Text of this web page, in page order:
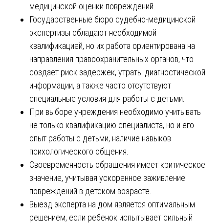
медицинской оценки повреждений.
Государственные бюро судебно-медицинской
экспертизы обладают необходимой
квалификацией, но их работа ориентирована на
направления правоохранительных органов, что
создает риск задержек, утраты диагностической
информации, а также часто отсутствуют
специальные условия для работы с детьми.
При выборе учреждения необходимо учитывать
не только квалификацию специалиста, но и его
опыт работы с детьми, наличие навыков
психологического общения.
Своевременность обращения имеет критическое
значение, учитывая ускоренное заживление
повреждений в детском возрасте.
Выезд эксперта на дом является оптимальным
решением, если ребенок испытывает сильный